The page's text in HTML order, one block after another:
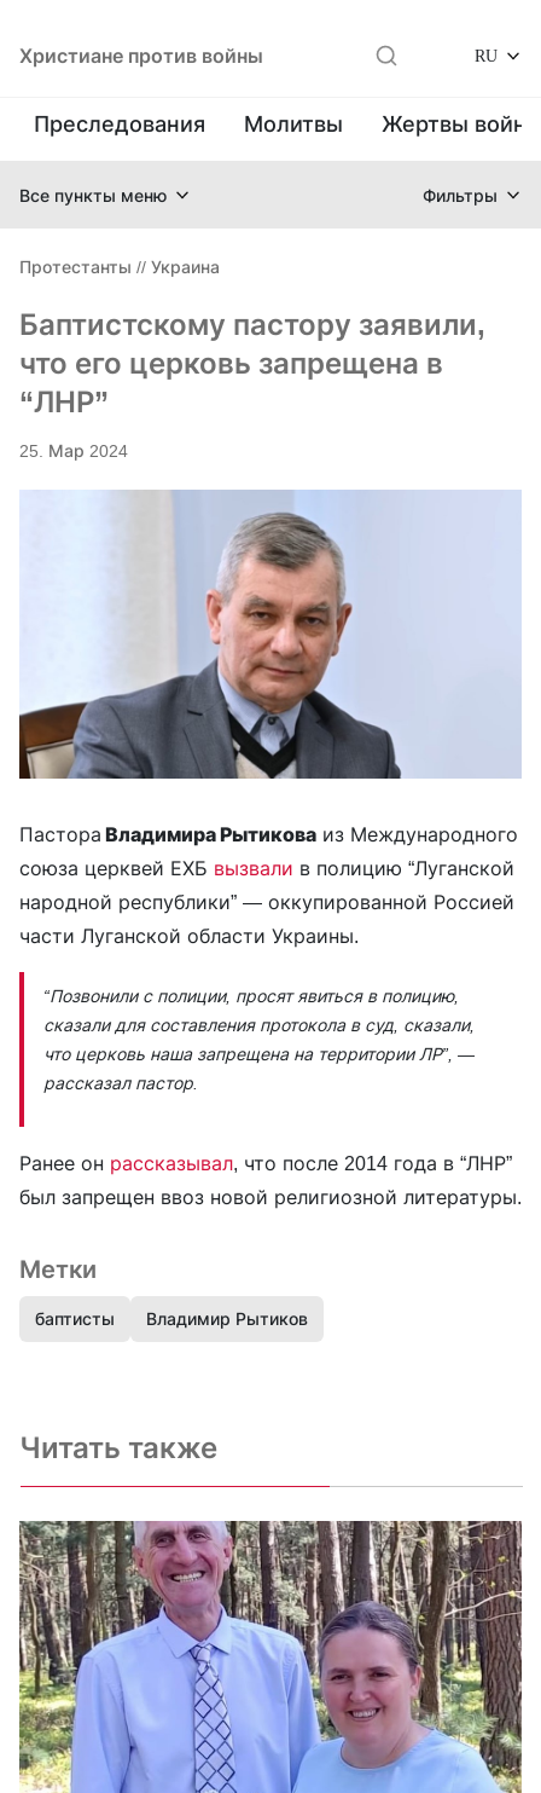
Христиане против войны RU
Преследования Молитвы Жертвы
Все пункты меню Фильтры
Протестанты // Украина
Баптистскому пастору заявили,
что его церковь запрещена в
“ЛНР”
25. Мар 2024
Пастора Владимира Рытикова из Международного
союза церквей ЕХБ вызвали в полицию “Луганской
народной республики” — оккупированной Россией
части Луганской области Украины.
“Позвонили с полиции, просят явиться в полицию,
сказали для составления протокола в суд, сказали,
что церковь наша запрещена на территории ЛР”, —
рассказал пастор.
Ранее он рассказывал, что после 2014 года в “ЛНР”
был запрещен ввоз новой религиозной литературы.
Метки
баптисты Владимир Рытиков
Читать также